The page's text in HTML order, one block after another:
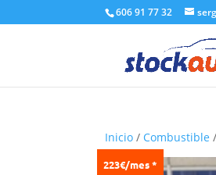
606 91 77 32
Inicio / Combustible /
223€/mes *